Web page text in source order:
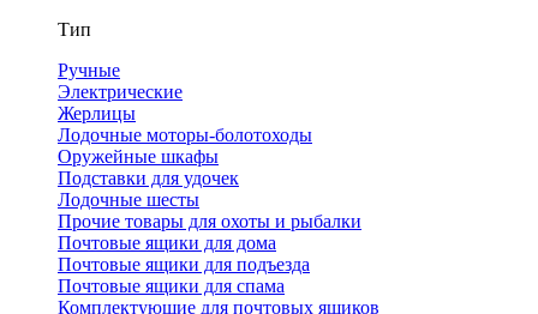
Тип
Ручные
Электрические
Жерлицы
Лодочные моторы-болотоходы
Оружейные шкафы
Подставки для удочек
Лодочные шесты
Прочие товары для охоты и рыбалки
Почтовые ящики для дома
Почтовые ящики для подъезда
Почтовые ящики для спама
Комплектующие для почтовых ящиков